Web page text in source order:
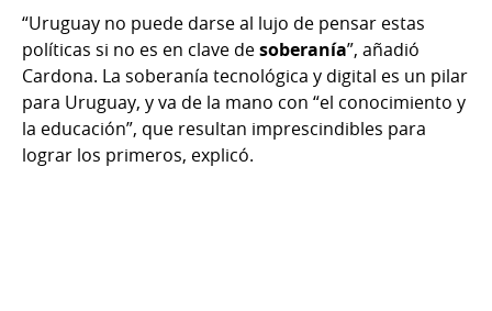
“Uruguay no puede darse al lujo de pensar estas
políticas si no es en clave desoberanía”, añadió
Cardona. La soberanía tecnológica y digital es un pilar
para Uruguay, y va de la mano con “el conocimiento y
la educación”, que resultan imprescindibles para
lograr los primeros, explicó.